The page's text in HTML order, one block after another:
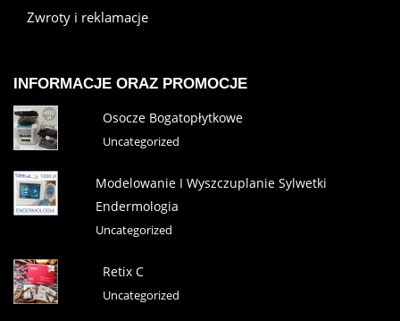
Zwroty i reklamacje
INFORMACJE ORAZ PROMOCJE
Osocze Bogatopłytkowe
Uncategorized
Modelowanie I Wyszczuplanie Sylwetki
Endermologia
Uncategorized
Retix C
Uncategorized